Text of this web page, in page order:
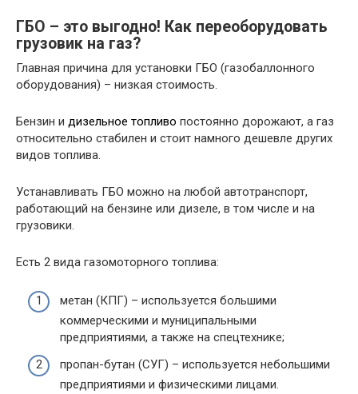
ГБО – это выгодно! Как переоборудовать
грузовик на газ?
Главная причина для установки ГБО (газобаллонного
оборудования) – низкая стоимость.
Бензин и дизельное топливо постоянно дорожают, а газ
относительно стабилен и стоит намного дешевле других
видов топлива.
Устанавливать ГБО можно на любой автотранспорт,
работающий на бензине или дизеле, в том числе и на
грузовики.
Есть 2 вида газомоторного топлива:
метан (КПГ) – используется большими
коммерческими и муниципальными
предприятиями, а также на спецтехнике;
пропан-бутан (СУГ) – используется небольшими
предприятиями и физическими лицами.